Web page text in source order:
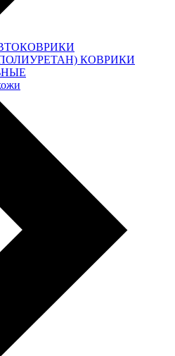
КОВРИКИ